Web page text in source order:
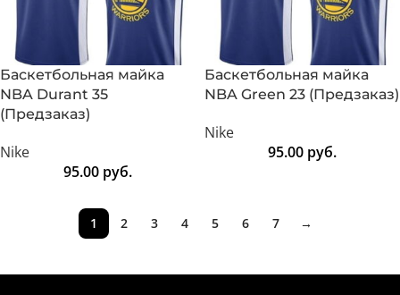
Баскетбольная майка
NBA Durant 35
(Предзаказ)
Nike
95.00 руб.
Баскетбольная майка
NBA Green 23 (Предзаказ)
Nike
95.00 руб.
1 2 3 4 5 6 7 →